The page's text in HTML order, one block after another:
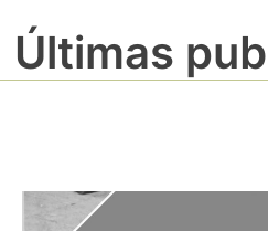
Últimas